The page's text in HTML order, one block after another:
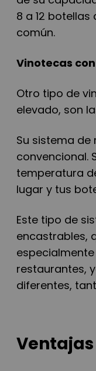
8 a 12
común.
Vinotecas
Otro tipo de
elevado, son
Su sistema
convencional.
temperatura
lugar y tus
Este tipo de
encastrables,
restaurantes,
diferentes,